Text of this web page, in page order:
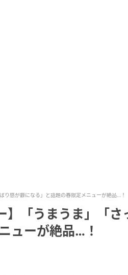
り感が癖になる」と話題の春限定メニューが絶品…！
「うまうま」「さ
ューが絶品…！